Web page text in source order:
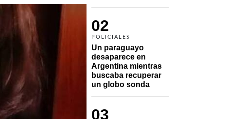
02
POLICIALES
Un paraguayo
desaparece en
Argentina mientras
buscaba recuperar
un globo sonda
03